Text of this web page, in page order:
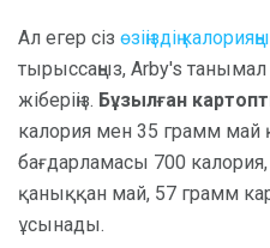
Ал егер сіз өзіңіздің
тырыссаңыз, Arby's танымал
жіберіңіз. Бұзылған
калория мен 35 грамм май
бағдарламасы 700
қаныққан май, 57 грамм
ұсынады.